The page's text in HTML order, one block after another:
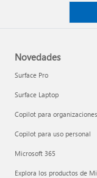
Novedades
Surface Pro
Surface Laptop
Copilot para organizaciones
Copilot para uso personal
Microsoft 365
Explora los productos de